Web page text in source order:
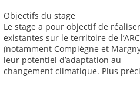
Objectifs du stage
Le stage a pour objectif de
existantes sur le territoire de l’ARC
(notamment Compiègne et
leur potentiel d’adaptation au
changement climatique. Plus